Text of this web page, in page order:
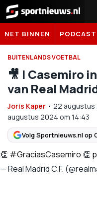
Sportnieuws.nl
NET BINNEN PODCAST
BUITENLANDS VOETBAL
🎥 | Casemiro
van Real
Joris Kaper • 22 augustus
augustus 2024 om 14:43
Volg Sportnieuws.nl op
👏 #GraciasCasemiro 👏
— Real Madrid C.F.